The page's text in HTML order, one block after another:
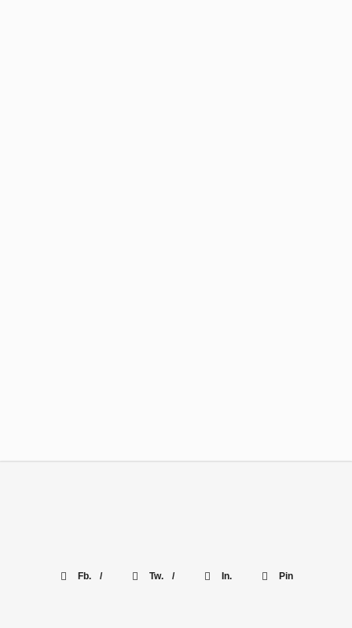
Fb. / Tw. / In. Pin